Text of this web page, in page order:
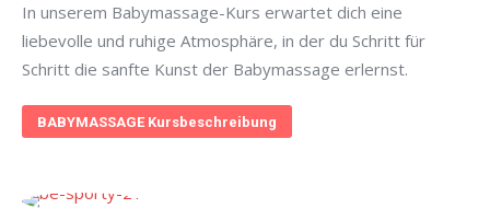
In unserem Babymassage-Kurs erwartet dich eine
liebevolle und ruhige Atmosphäre, in der du Schritt für
Schritt die sanfte Kunst der Babymassage erlernst.
BABYMASSAGE Kursbeschreibung